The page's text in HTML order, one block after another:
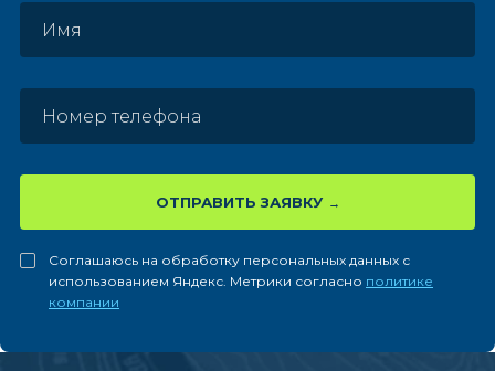
ОТПРАВИТЬ ЗАЯВКУ
Соглашаюсь на обработку персональных данных с
использованием Яндекс. Метрики согласно политике
компании